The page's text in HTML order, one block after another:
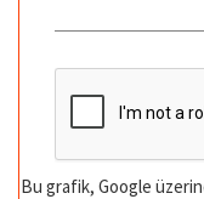
Bu grafik, Google